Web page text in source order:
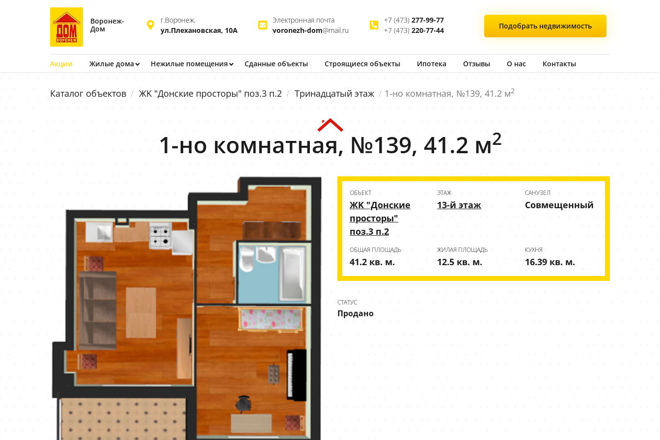
Воронеж-
Дом
Подобрать недвижимость
г.Воронеж,
ул.Плехановская, 10А
Электронная почта
voronezh-dom@mail.ru
+7 (473) 277-99-77
+7 (473) 220-77-44
Акции Жилые дома Нежилые помещения Сданные объекты Строящиеся объекты Ипотека Отзывы О нас Контакты
Каталог объектов ЖK "Донские просторы" поз.3 п.2 Тринадцатый этаж 1-но комнатная, №139, 41.2 м2
1-но комнатная, №139, 41.2 м2
ОБЪЕКТ
ЖK "Донские
просторы"
поз.3 п.2
ЭТАЖ
13-й этаж
CАНУЗЕЛ
Совмещенный
ОБЩАЯ ПЛОЩАДЬ
41.2 кв. м.
ЖИЛАЯ ПЛОЩАДЬ
12.5 кв. м.
КУХНЯ
16.39 кв. м.
СТАТУС
Продано